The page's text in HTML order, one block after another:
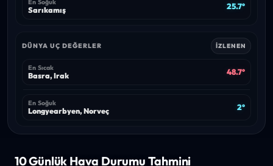
En Soğuk
Sarıkamış 25.7°
DÜNYA UÇ DEĞERLER İZLENEN
En Sıcak
Basra, Irak 48.7°
En Soğuk
Longyearbyen, Norveç 2°
10 Günlük Hava Durumu Tahmini